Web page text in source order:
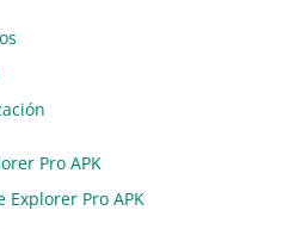
Pro APK
Explorer Pro APK